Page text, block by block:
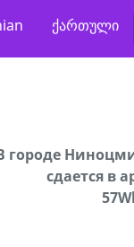
ქართული
городе
cдается в
Продается